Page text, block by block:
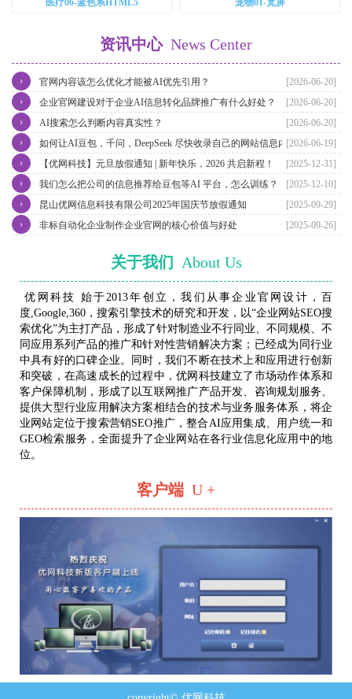
医疗06-蓝色系HTML5 宠物01-宽屏
资讯中心 News Center
[2026-06-20]
官网内容该怎么优化才能被AI优先引用？
›
[2026-06-20]
企业官网建设对于企业AI信息转化品牌推广有什么好处？
›
[2026-06-20]
AI搜索怎么判断内容真实性？
›
[2026-06-19]
如何让AI豆包，千问，DeepSeek 尽快收录自己的网站信息内容？
›
[2025-12-31]
【优网科技】元旦放假通知 | 新年快乐，2026 共启新程！
›
[2025-12-10]
我们怎么把公司的信息推荐给豆包等AI 平台，怎么训练？
›
[2025-09-29]
昆山优网信息科技有限公司2025年国庆节放假通知
›
[2025-09-26]
非标自动化企业制作企业官网的核心价值与好处
›
关于我们 About Us
优网科技 始于2013年创立，我们从事企业官网设计，百
度,Google,360，搜索引擎技术的研究和开发，以“企业网站SEO搜
索优化”为主打产品，形成了针对制造业不行同业、不同规模、不
同应用系列产品的推广和针对性营销解决方案；已经成为同行业
中具有好的口碑企业。同时，我们不断在技术上和应用进行创新
和突破，在高速成长的过程中，优网科技建立了市场动作体系和
客户保障机制，形成了以互联网推广产品开发、咨询规划服务、
提供大型行业应用解决方案相结合的技术与业务服务体系，将企
业网站定位于搜索营销SEO推广，整合AI应用集成、用户统一和
GEO检索服务，全面提升了企业网站在各行业信息化应用中的地
位。
客户端 U +